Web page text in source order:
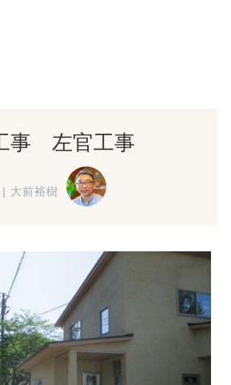
事 左官工事
大前裕樹